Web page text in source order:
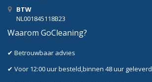
BTW
NL001845118B23
Waarom GoCleaning?
✔ Betrouwbaar advies
✔ Voor 12:00 uur besteld,binnen 48 uur geleverd